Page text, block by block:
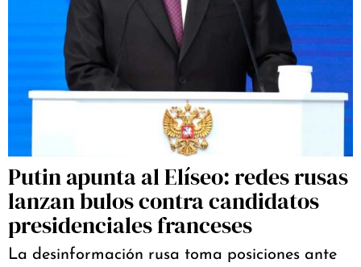
Putin apunta al Elíseo: redes rusas
lanzan bulos contra candidatos
presidenciales franceses
La desinformación rusa toma posiciones ante